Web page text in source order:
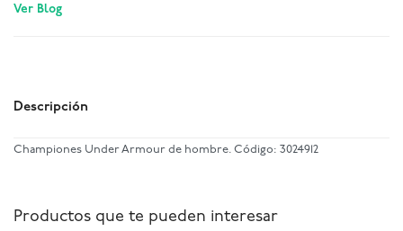
Ver Blog
Descripción
Championes Under Armour de hombre. Código: 3024912
Productos que te pueden interesar